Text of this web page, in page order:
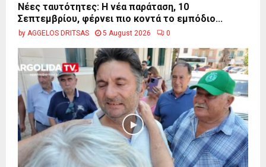
Νέες ταυτότητες: Η νέα παράταση, 10
Σεπτεμβρίου, φέρνει πιο κοντά το εμπόδιο...
by AGGELOS DRITSAS 5 August 2026 0